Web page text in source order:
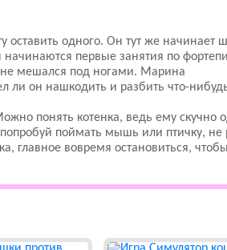
оставить одного. Он тут же начинает
первые занятия по
не мешался под ногами. Марина
ли он нашкодить и разбить что-
понять котенка, ведь ему скучно
поймать мышь или птичку, не
главное вовремя остановиться, чтобы